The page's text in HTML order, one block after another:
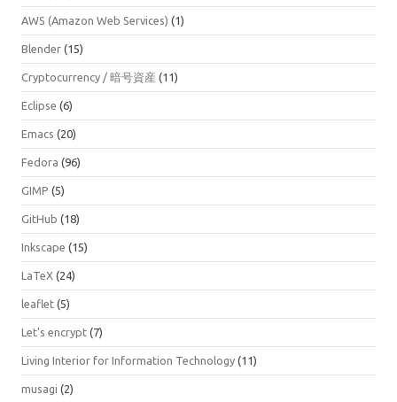
AWS (Amazon Web Services) (1)
Blender (15)
Cryptocurrency / 暗号資産 (11)
Eclipse (6)
Emacs (20)
Fedora (96)
GIMP (5)
GitHub (18)
Inkscape (15)
LaTeX (24)
leaflet (5)
Let's encrypt (7)
Living Interior for Information Technology (11)
musagi (2)